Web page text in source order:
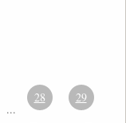
...
28 29